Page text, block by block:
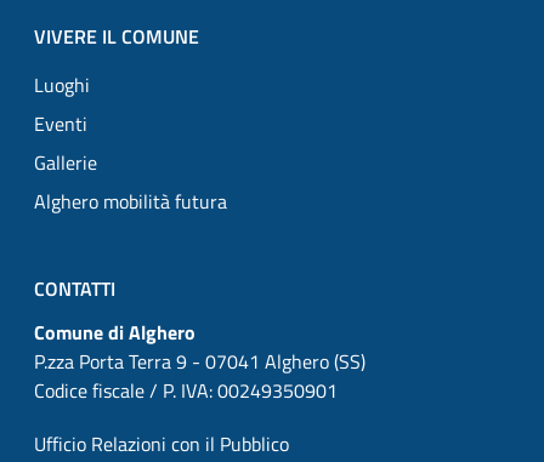
VIVERE IL COMUNE
Luoghi
Eventi
Gallerie
Alghero mobilità futura
CONTATTI
Comune di Alghero
P.zza Porta Terra 9 - 07041 Alghero (SS)
Codice fiscale / P. IVA: 00249350901
Ufficio Relazioni con il Pubblico